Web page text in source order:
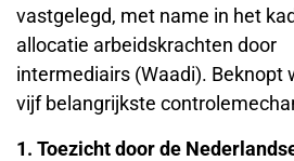
vastgelegd, met name in het
allocatie arbeidskrachten door
intermediairs (Waadi). Beknopt
vijf belangrijkste
1. Toezicht door de